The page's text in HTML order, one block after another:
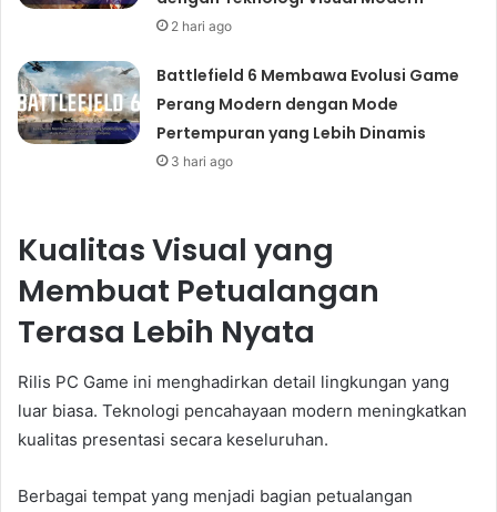
2 hari ago
Battlefield 6 Membawa Evolusi Game
Perang Modern dengan Mode
Pertempuran yang Lebih Dinamis
3 hari ago
Kualitas Visual yang
Membuat Petualangan
Terasa Lebih Nyata
Rilis PC Game ini menghadirkan detail lingkungan yang
luar biasa. Teknologi pencahayaan modern meningkatkan
kualitas presentasi secara keseluruhan.
Berbagai tempat yang menjadi bagian petualangan